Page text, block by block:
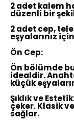
2 adet kalem
düzenli bir
2 adet cep,
eşyalarınız
Ön Cep:
Ön bölümde
idealdir.
küçük
Şıklık ve
çeker. Klasik
sağlar.